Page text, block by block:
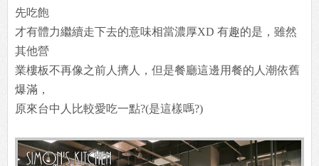
先吃飽
才有體力繼續走下去的意味相當濃厚XD 有趣的是，雖然
其他營
業樓板不再像之前人擠人，但是餐廳這邊用餐的人潮依舊
爆滿，
原來台中人比較愛吃一點?(是這樣嗎?)